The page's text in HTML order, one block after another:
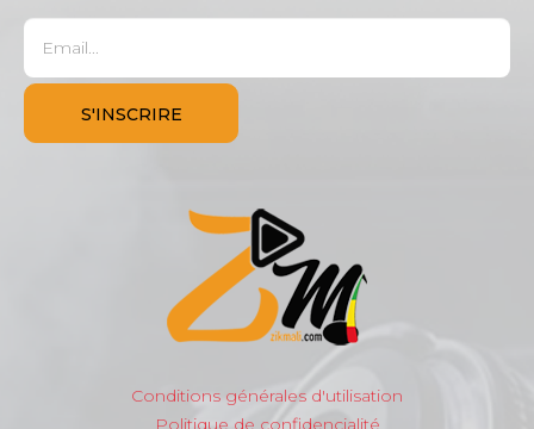
Conditions générales d'utilisation
Politique de confidencialité